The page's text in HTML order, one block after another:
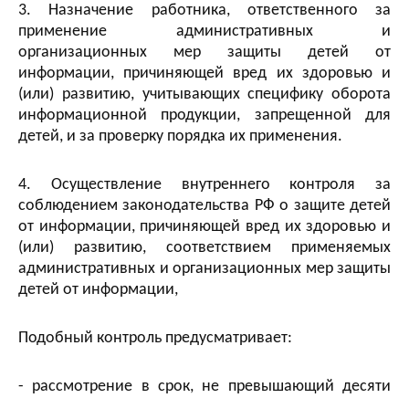
3. Назначение работника, ответственного за
применение административных и
организационных мер защиты детей от
информации, причиняющей вред их здоровью и
(или) развитию, учитывающих специфику оборота
информационной продукции, запрещенной для
детей, и за проверку порядка их применения.
4. Осуществление внутреннего контроля за
соблюдением законодательства РФ о защите детей
от информации, причиняющей вред их здоровью и
(или) развитию, соответствием применяемых
административных и организационных мер защиты
детей от информации,
Подобный контроль предусматривает:
- рассмотрение в срок, не превышающий десяти